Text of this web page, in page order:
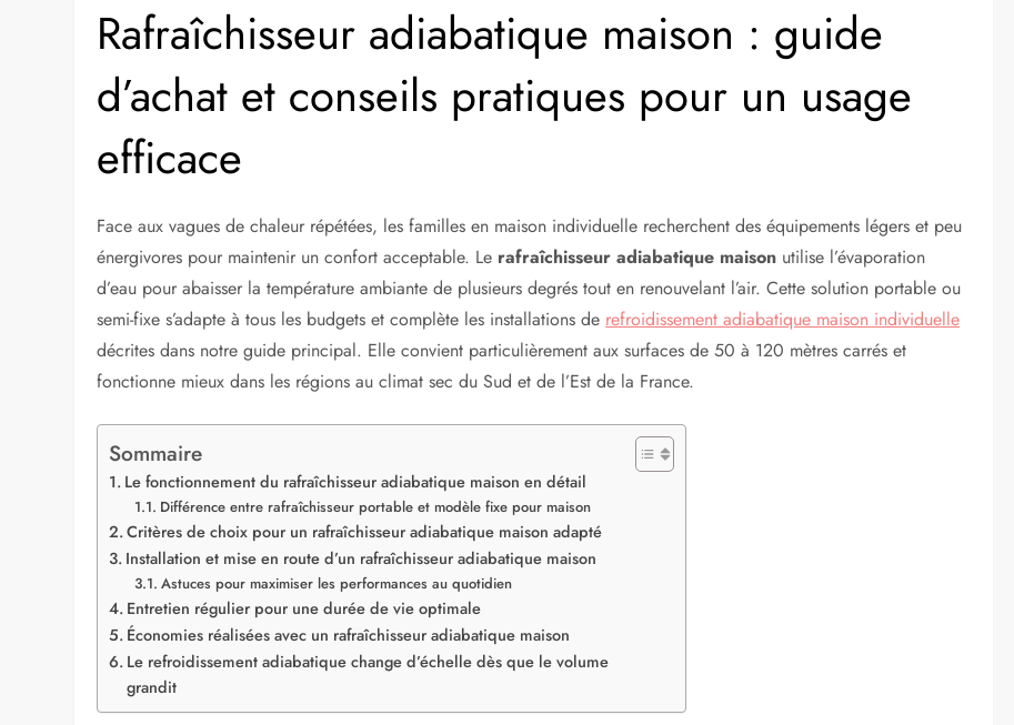
Rafraîchisseur adiabatique maison : guide
d’achat et conseils pratiques pour un usage
efficace
Face aux vagues de chaleur répétées, les familles en maison individuelle recherchent des équipements légers et peu
énergivores pour maintenir un confort acceptable. Le rafraîchisseur adiabatique maison utilise l’évaporation
d’eau pour abaisser la température ambiante de plusieurs degrés tout en renouvelant l’air. Cette solution portable ou
semi-fixe s’adapte à tous les budgets et complète les installations de refroidissement adiabatique maison individuelle
décrites dans notre guide principal. Elle convient particulièrement aux surfaces de 50 à 120 mètres carrés et
fonctionne mieux dans les régions au climat sec du Sud et de l’Est de la France.
Sommaire
Le fonctionnement du rafraîchisseur adiabatique maison en détail
Différence entre rafraîchisseur portable et modèle fixe pour maison
Critères de choix pour un rafraîchisseur adiabatique maison adapté
Installation et mise en route d’un rafraîchisseur adiabatique maison
Astuces pour maximiser les performances au quotidien
Entretien régulier pour une durée de vie optimale
Économies réalisées avec un rafraîchisseur adiabatique maison
Le refroidissement adiabatique change d’échelle dès que le volume
grandit